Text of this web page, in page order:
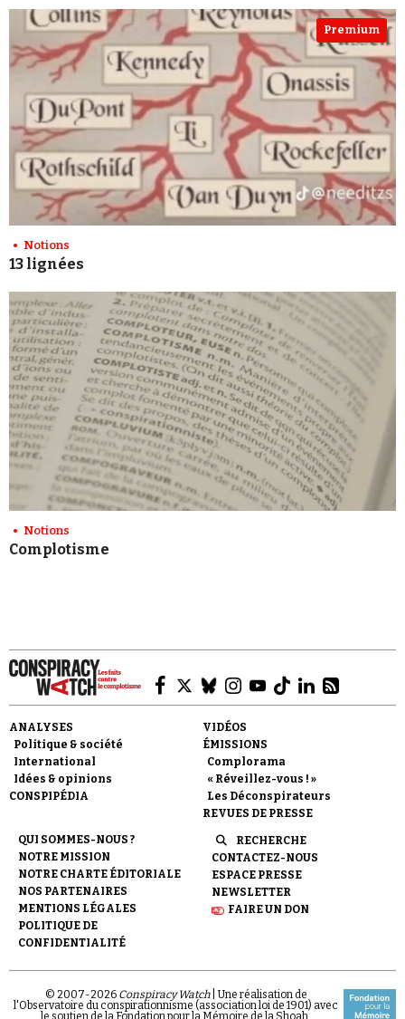
Premium
Notions
13 lignées
Notions
Complotisme
ANALYSES
Politique & société
International
Idées & opinions
CONSPIPÉDIA
VIDÉOS
ÉMISSIONS
Complorama
« Réveillez-vous ! »
Les Déconspirateurs
REVUES DE PRESSE
QUI SOMMES-NOUS ?
NOTRE MISSION
NOTRE CHARTE ÉDITORIALE
NOS PARTENAIRES
MENTIONS LÉGALES
POLITIQUE DE
CONFIDENTIALITÉ
RECHERCHE
CONTACTEZ-NOUS
ESPACE PRESSE
NEWSLETTER
FAIRE UN DON
© 2007-2026 Conspiracy Watch| Une réalisation de
l'Observatoire du conspirationnisme (association loi de 1901) avec
le soutien de la Fondation pour la Mémoire de la Shoah.